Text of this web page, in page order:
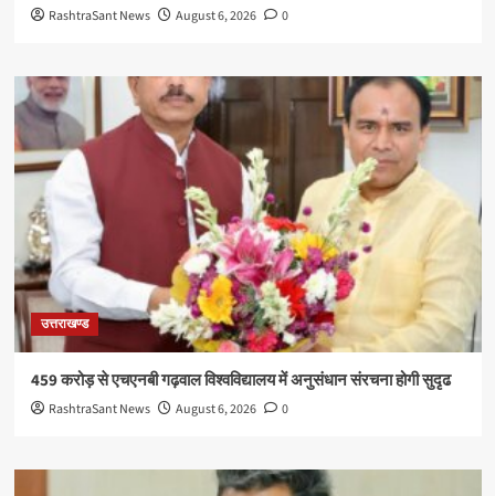
RashtraSant News August 6, 2026 0
उत्तराखण्ड
459 करोड़ से एचएनबी गढ़वाल विश्वविद्यालय में अनुसंधान संरचना होगी सुदृढ
RashtraSant News August 6, 2026 0